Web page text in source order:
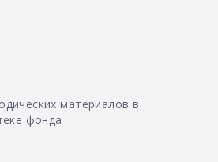
материалов в
фонда